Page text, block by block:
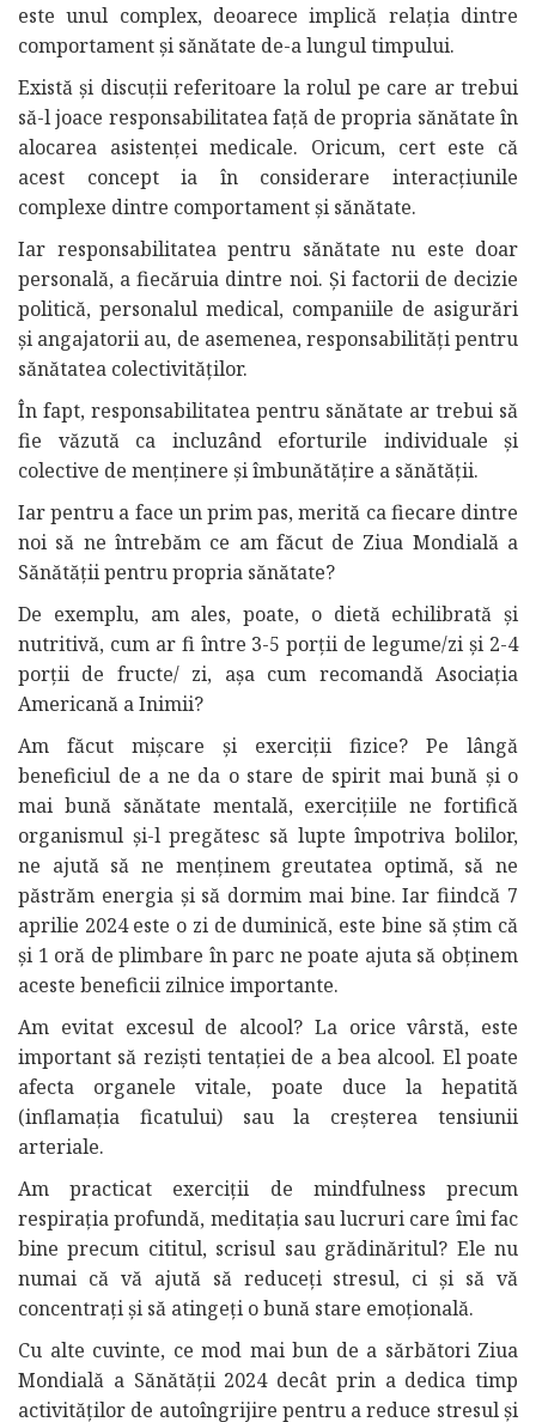
este unul complex, deoarece implică relația dintre
comportament și sănătate de-a lungul timpului.
Există și discuții referitoare la rolul pe care ar trebui
să-l joace responsabilitatea față de propria sănătate în
alocarea asistenței medicale. Oricum, cert este că
acest concept ia în considerare interacțiunile
complexe dintre comportament și sănătate.
Iar responsabilitatea pentru sănătate nu este doar
personală, a fiecăruia dintre noi. Și factorii de decizie
politică, personalul medical, companiile de asigurări
și angajatorii au, de asemenea, responsabilități pentru
sănătatea colectivităților.
În fapt, responsabilitatea pentru sănătate ar trebui să
fie văzută ca incluzând eforturile individuale și
colective de menținere și îmbunătățire a sănătății.
Iar pentru a face un prim pas, merită ca fiecare dintre
noi să ne întrebăm ce am făcut de Ziua Mondială a
Sănătății pentru propria sănătate?
De exemplu, am ales, poate, o dietă echilibrată și
nutritivă, cum ar fi între 3-5 porții de legume/zi și 2-4
porții de fructe/ zi, așa cum recomandă Asociația
Americană a Inimii?
Am făcut mișcare și exerciții fizice? Pe lângă
beneficiul de a ne da o stare de spirit mai bună și o
mai bună sănătate mentală, exercițiile ne fortifică
organismul și-l pregătesc să lupte împotriva bolilor,
ne ajută să ne menținem greutatea optimă, să ne
păstrăm energia și să dormim mai bine. Iar fiindcă 7
aprilie 2024 este o zi de duminică, este bine să știm că
și 1 oră de plimbare în parc ne poate ajuta să obținem
aceste beneficii zilnice importante.
Am evitat excesul de alcool? La orice vârstă, este
important să reziști tentației de a bea alcool. El poate
afecta organele vitale, poate duce la hepatită
(inflamația ficatului) sau la creșterea tensiunii
arteriale.
Am practicat exerciții de mindfulness precum
respirația profundă, meditația sau lucruri care îmi fac
bine precum cititul, scrisul sau grădinăritul? Ele nu
numai că vă ajută să reduceți stresul, ci și să vă
concentrați și să atingeți o bună stare emoțională.
Cu alte cuvinte, ce mod mai bun de a sărbători Ziua
Mondială a Sănătății 2024 decât prin a dedica timp
activităților de autoîngrijire pentru a reduce stresul și